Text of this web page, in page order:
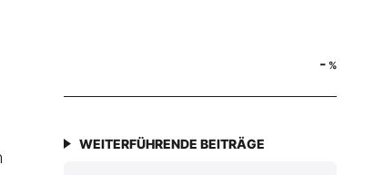
- %
WEITERFÜHRENDE BEITRÄGE